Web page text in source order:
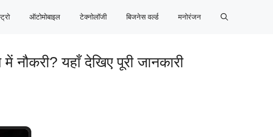
ऑटोमोबाइल टेक्नोलॉजी बिजनेस वर्ल्ड मनोरंजन
यहाँ देखिए पूरी जानकारी